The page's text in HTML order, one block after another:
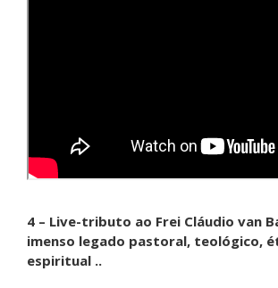
4 – Live-tributo ao Frei Cláudio van
imenso legado pastoral, teológico,
espiritual ..